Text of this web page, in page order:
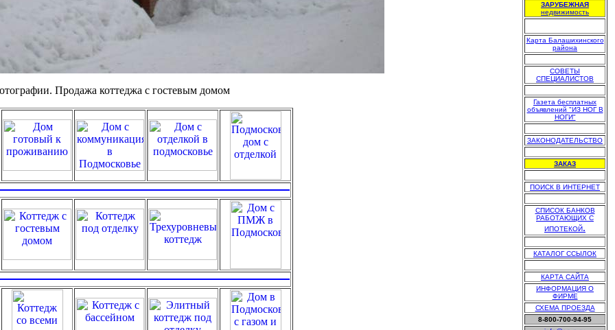
Продажа коттеджа с гостевым домом
ЗАРУБЕЖНАЯ
недвижимость
Карта Балашихинского
района
СОВЕТЫ
СПЕЦИАЛИСТОВ
Газета бесплатных
объявлений "ИЗ НОГ В
НОГИ"
ЗАКОНОДАТЕЛЬСТВО
ЗАКАЗ
ПОИСК В ИНТЕРНЕТ
СПИСОК БАНКОВ
РАБОТАЮЩИХ С
ИПОТЕКОЙ.
КАТАЛОГ ССЫЛОК
КАРТА САЙТА
ИНФОРМАЦИЯ О
ФИРМЕ
СХЕМА ПРОЕЗДА
8-800-700-94-95